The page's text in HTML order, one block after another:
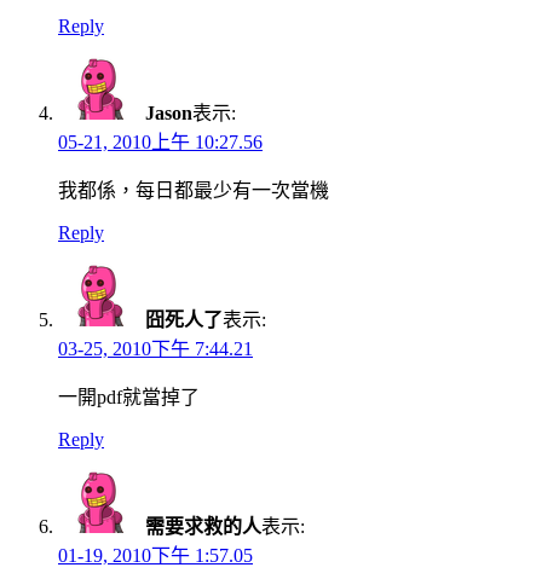
Reply
Jason表示:
05-21, 2010上午 10:27.56
我都係，每日都最少有一次當機
Reply
囧死人了表示:
03-25, 2010下午 7:44.21
一開pdf就當掉了
Reply
需要求救的人表示:
01-19, 2010下午 1:57.05